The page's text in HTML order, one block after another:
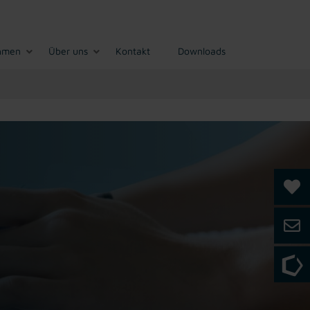
Über uns Kontakt Downloads